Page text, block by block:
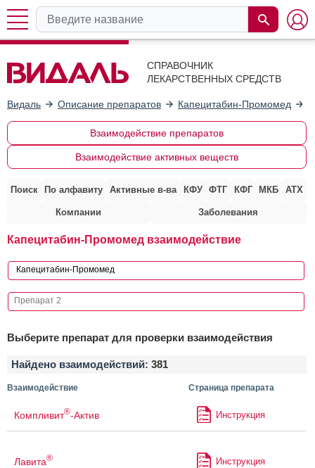
СПРАВОЧНИК
ЛЕКАРСТВЕННЫХ СРЕДСТВ
Видаль Описание препаратов Капецитабин-Промомед
Взаимодействие препаратов
Взаимодействие активных веществ
Поиск По алфавиту Активные в-ва КФУ ФТГ КФГ МКБ АТХ
Компании Заболевания
Капецитабин-Промомед взаимодействие
Выберите препарат для проверки взаимодействия
Найдено взаимодействий: 381
Взаимодействие Страница препарата
Компливит®-Актив Инструкция
Лавита® Инструкция